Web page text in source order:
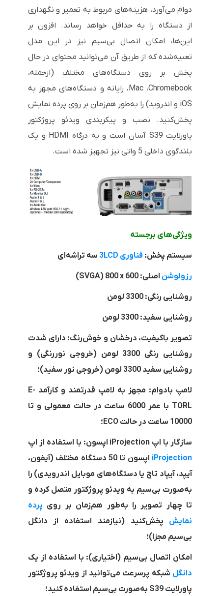
دوام می‌آورد، هزینه‌های مربوط به تعمیر و نگهداری
از دستگاه را به حداقل خواهد رساند. افزون بر
این‌ها، امکان اتصال بی‌سیم نیز در این مدل
تعبیه‌شده که از طریق آن می‌توانید محتوای در حال
پخش بر روی دستگاه‌های مختلف (ازجمله،
Chromebook،Mac، رایانه و دستگاه‌های مجهز به
iOS و اندروید) را به‌طور هم‌زمان بر روی پرده نمایش
پخش‌کنید. نصب و پیکربندی ویدئو پروژکتور
پاورلایت S39 آسان است و به درگاه HDMI و یک
بلندگوی داخلی 5 واتی نیز تجهیز شده است.
ویژگی‌های برجسته
سیستم پخش: فناوری 3LCD سه تراشه‌ای
رزولوشن اصلی: 800 x 600
(
SVGA
)
روشنایی رنگی: 3300 لومن
روشنایی سفید: 3300 لومن
تصویر باکیفیت، درخشان و خوش‌رنگ: دارای شدت
روشنایی رنگی 3300 لومن (خروجی نوررنگی) و
روشنایی سفید 3300 لومن (خروجی نور سفید)؛
لامپ بادوام: مجهز به لامپ قدرتمند و کارآمد E-
TORL
با عمر 6000 ساعت در حالت معمولی و تا
10000 ساعت در حالت
ECO؛
سازگار با اپ iProjection اپسون: با استفاده از اپ
iProjection
اپسون تا 50 دستگاه مختلف (آیفون،
آیپد، آیپاد تاچ یا دستگاه‌های موبایل اندرویدی) را
به‌صورت بی‌سیم به ویدئو پروژکتور متصل کرده و
تا چهار تصویر را به‌طور هم‌زمان بر روی پرده
نمایش پخش‌کنید (نیازمند استفاده از دانگل
بی‌سیم مجزا)؛
امکان اتصال بی‌سیم (اختیاری): با استفاده از یک
دانگل شبکه پرسرعت می‌توانید از ویدئو پروژکتور
پاورلایت S39 به‌صورت بی‌سیم استفاده کنید؛